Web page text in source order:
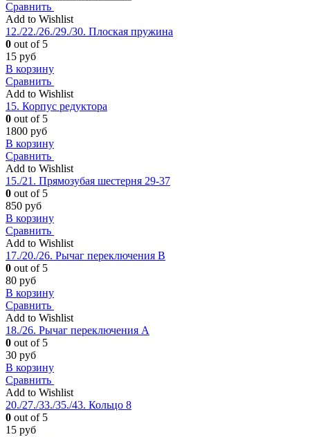
Сравнить
Add to Wishlist
12./22./26./29./30. Плоская пружина
0 out of 5
15 руб
В корзину
Сравнить
Add to Wishlist
15. Корпус редуктора
0 out of 5
1800 руб
В корзину
Сравнить
Add to Wishlist
15./21. Прямозубая шестерня 29-37
0 out of 5
850 руб
В корзину
Сравнить
Add to Wishlist
17./20./26. Рычаг переключения В
0 out of 5
80 руб
В корзину
Сравнить
Add to Wishlist
18./26. Рычаг переключения А
0 out of 5
30 руб
В корзину
Сравнить
Add to Wishlist
20./27./33./35./43. Кольцо 8
0 out of 5
15 руб